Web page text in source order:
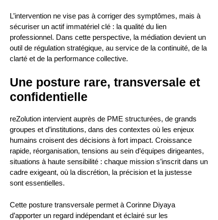
L’intervention ne vise pas à corriger des symptômes, mais à
sécuriser un actif immatériel clé : la qualité du lien
professionnel. Dans cette perspective, la médiation devient un
outil de régulation stratégique, au service de la continuité, de la
clarté et de la performance collective.
Une posture rare, transversale et
confidentielle
reZolution intervient auprès de PME structurées, de grands
groupes et d’institutions, dans des contextes où les enjeux
humains croisent des décisions à fort impact. Croissance
rapide, réorganisation, tensions au sein d’équipes dirigeantes,
situations à haute sensibilité : chaque mission s’inscrit dans un
cadre exigeant, où la discrétion, la précision et la justesse
sont essentielles.
Cette posture transversale permet à Corinne Diyaya
d’apporter un regard indépendant et éclairé sur les